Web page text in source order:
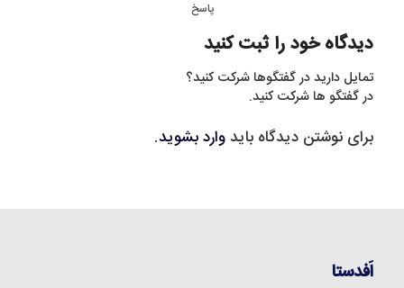
پاسخ
دیدگاه خود را ثبت کنید
تمایل دارید در گفتگوها شرکت کنید؟
در گفتگو ها شرکت کنید.
برای نوشتن دیدگاه بایدوارد بشوید.
اَفدستا